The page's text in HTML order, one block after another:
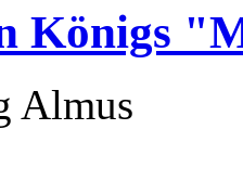
Königs
Almus